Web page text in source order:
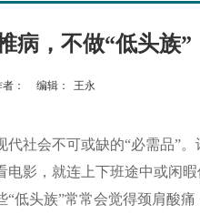
病，不做“低头族”
： 编辑： 王永
会不可或缺的“必需品”。
电影，就连上下班途中或闲
低头族”常常会觉得颈肩酸